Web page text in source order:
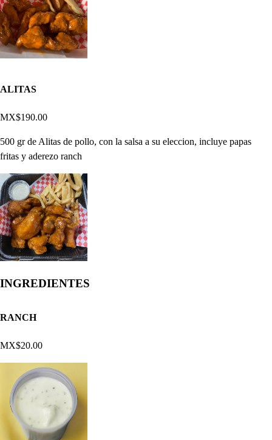
ALITAS
MX$190.00
500 gr de Alitas de pollo, con la salsa a su eleccion, incluye papas
fritas y aderezo ranch
INGREDIENTES
RANCH
MX$20.00